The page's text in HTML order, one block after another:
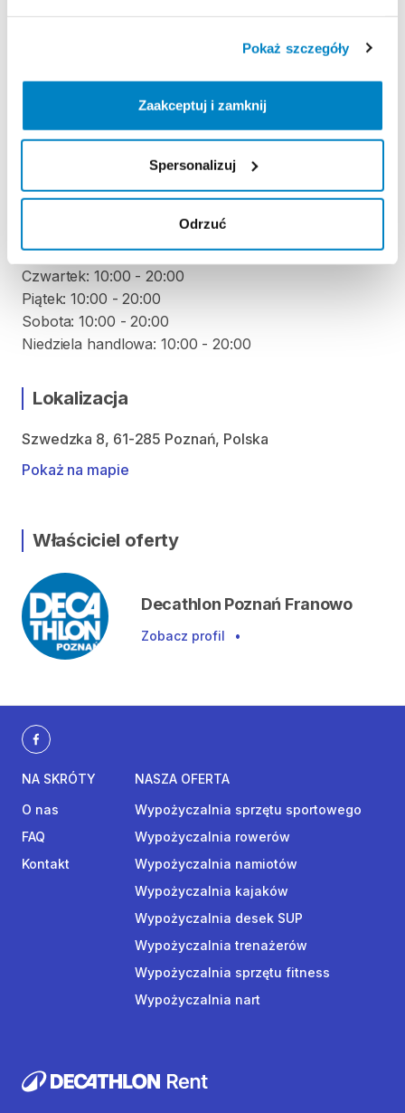
Pokaż szczegóły
Zaakceptuj i zamknij
Spersonalizuj
Odrzuć
Nie pobieramy kaucji za wypożyczenie tego
ODBIÓR I ZWROT SPRZĘTU
Środa: 10:00 - 20:00
Czwartek: 10:00 - 20:00
Piątek: 10:00 - 20:00
Sobota: 10:00 - 20:00
Lokalizacja
Szwedzka 8, 61-285 Poznań, Polska
Pokaż na mapie
Właściciel oferty
Decathlon Poznań Franowo
Zobacz profil •
NA SKRÓTY
O nas
FAQ
Kontakt
NASZA OFERTA
Wypożyczalnia sprzętu sportowego
Wypożyczalnia rowerów
Wypożyczalnia namiotów
Wypożyczalnia kajaków
Wypożyczalnia desek SUP
Wypożyczalnia trenażerów
Wypożyczalnia sprzętu fitness
Wypożyczalnia nart